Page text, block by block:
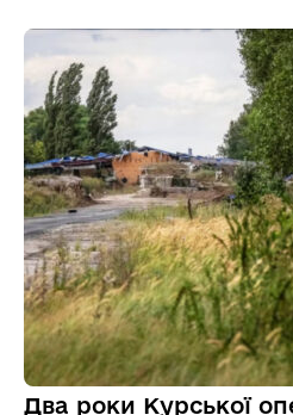
Два роки Курської